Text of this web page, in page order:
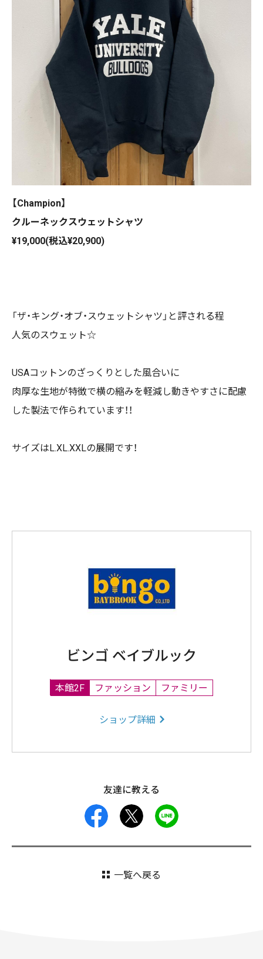
【Champion】
クルーネックスウェットシャツ
¥19,000(税込¥20,900)
「ザ・キング・オブ・スウェットシャツ」と評される程
人気のスウェット☆
USAコットンのざっくりとした風合いに
肉厚な生地が特徴で横の縮みを軽減し動きやすさに配慮
した製法で作られています！！
サイズはL.XL.XXLの展開です！
ビンゴ ベイブルック
本館2F ファッション ファミリー
ショップ詳細
友達に教える
facebook
一覧へ戻る